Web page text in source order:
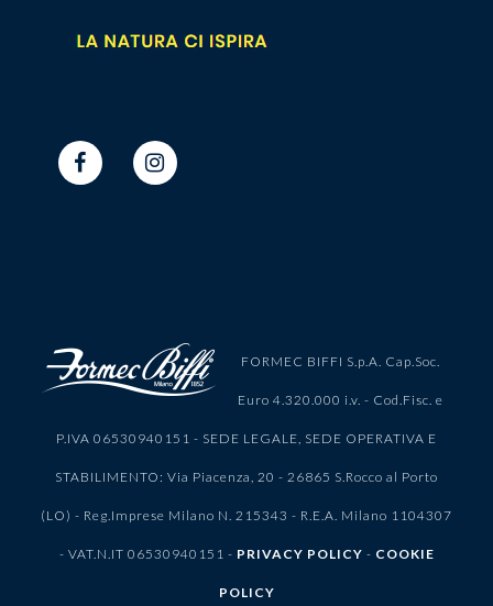
FORMEC BIFFI S.p.A. Cap.Soc.
Euro 4.320.000 i.v. - Cod.Fisc. e
P.IVA 06530940151 - SEDE LEGALE, SEDE OPERATIVA E
STABILIMENTO: Via Piacenza, 20 - 26865 S.Rocco al Porto
(LO) - Reg.Imprese Milano N. 215343 - R.E.A. Milano 1104307
- VAT.N.IT 06530940151 - PRIVACY POLICY - COOKIE
POLICY